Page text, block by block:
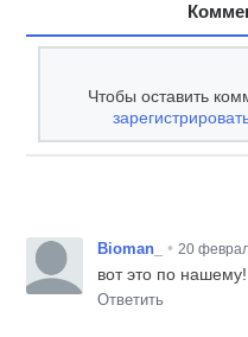
Чтобы оставить
Bioman_ • 20
вот это по нашему!
Ответить